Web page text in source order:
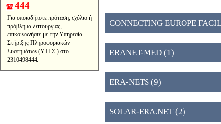
444
Για οποιαδήποτε πρόταση, σχόλιο ή
πρόβλημα λειτουργίας,
επικοινωνήστε με την Υπηρεσία
Στήριξης Πληροφοριακών
Συστημάτων (Υ.Π.Σ.) στο
2310498444.
CONNECTING EUROPE
ERANET-MED (1)
ERA-NETS (9)
SOLAR-ERA.NET (2)